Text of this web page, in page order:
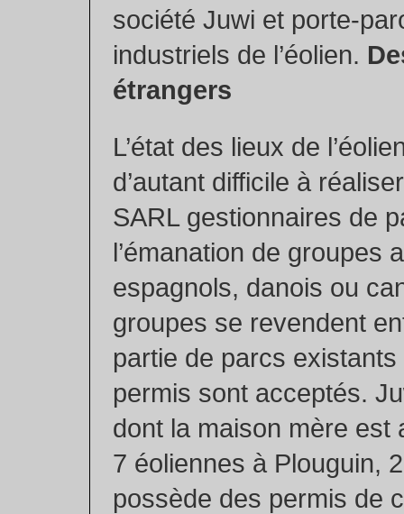
société Juwi et porte-
industriels de l’éolien.
étrangers
L’état des lieux de
d’autant difficile à
SARL gestionnaires de
l’émanation de groupes
espagnols, danois ou
groupes se revendent
partie de parcs
permis sont acceptés.
dont la maison mère est
7 éoliennes à Plouguin,
possède des permis de